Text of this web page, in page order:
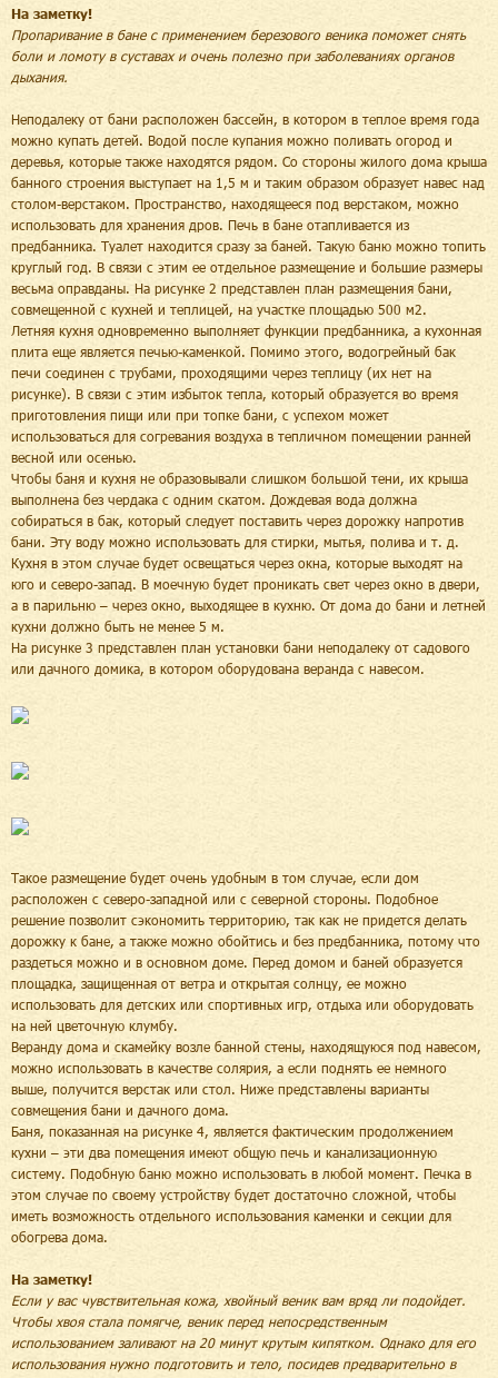
На заметку!
Пропаривание в бане с применением березового веника поможет снять
боли и ломоту в суставах и очень полезно при заболеваниях органов
дыхания.
Неподалеку от бани расположен бассейн, в котором в теплое время года
можно купать детей. Водой после купания можно поливать огород и
деревья, которые также находятся рядом. Со стороны жилого дома крыша
банного строения выступает на 1,5 м и таким образом образует навес над
столом-верстаком. Пространство, находящееся под верстаком, можно
использовать для хранения дров. Печь в бане отапливается из
предбанника. Туалет находится сразу за баней. Такую баню можно топить
круглый год. В связи с этим ее отдельное размещение и большие размеры
весьма оправданы. На рисунке 2 представлен план размещения бани,
совмещенной с кухней и теплицей, на участке площадью 500 м2.
Летняя кухня одновременно выполняет функции предбанника, а кухонная
плита еще является печью-каменкой. Помимо этого, водогрейный бак
печи соединен с трубами, проходящими через теплицу (их нет на
рисунке). В связи с этим избыток тепла, который образуется во время
приготовления пищи или при топке бани, с успехом может
использоваться для согревания воздуха в тепличном помещении ранней
весной или осенью.
Чтобы баня и кухня не образовывали слишком большой тени, их крыша
выполнена без чердака с одним скатом. Дождевая вода должна
собираться в бак, который следует поставить через дорожку напротив
бани. Эту воду можно использовать для стирки, мытья, полива и т. д.
Кухня в этом случае будет освещаться через окна, которые выходят на
юго и северо-запад. В моечную будет проникать свет через окно в двери,
а в парильню – через окно, выходящее в кухню. От дома до бани и летней
кухни должно быть не менее 5 м.
На рисунке 3 представлен план установки бани неподалеку от садового
или дачного домика, в котором оборудована веранда с навесом.
Такое размещение будет очень удобным в том случае, если дом
расположен с северо-западной или с северной стороны. Подобное
решение позволит сэкономить территорию, так как не придется делать
дорожку к бане, а также можно обойтись и без предбанника, потому что
раздеться можно и в основном доме. Перед домом и баней образуется
площадка, защищенная от ветра и открытая солнцу, ее можно
использовать для детских или спортивных игр, отдыха или оборудовать
на ней цветочную клумбу.
Веранду дома и скамейку возле банной стены, находящуюся под навесом,
можно использовать в качестве солярия, а если поднять ее немного
выше, получится верстак или стол. Ниже представлены варианты
совмещения бани и дачного дома.
Баня, показанная на рисунке 4, является фактическим продолжением
кухни – эти два помещения имеют общую печь и канализационную
систему. Подобную баню можно использовать в любой момент. Печка в
этом случае по своему устройству будет достаточно сложной, чтобы
иметь возможность отдельного использования каменки и секции для
обогрева дома.
На заметку!
Если у вас чувствительная кожа, хвойный веник вам вряд ли подойдет.
Чтобы хвоя стала помягче, веник перед непосредственным
использованием заливают на 20 минут крутым кипятком. Однако для его
использования нужно подготовить и тело, посидев предварительно в